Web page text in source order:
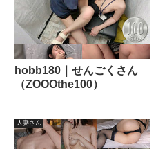
hobb180｜せんごくさん
（ZOOOthe100）
人妻さん